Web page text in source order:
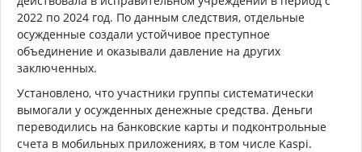
2022 по 2024 год. По данным следствия, отдельные
осужденные создали устойчивое преступное
объединение и оказывали давление на других
заключенных.
Установлено, что участники группы систематически
вымогали у осужденных денежные средства. Деньги
переводились на банковские карты и подконтрольные
счета в мобильных приложениях, в том числе Kaspi.